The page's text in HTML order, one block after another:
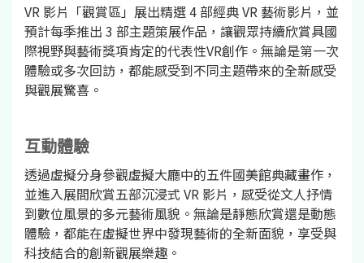
VR 影片「觀賞區」展出精選 4 部經典 VR 藝術影片，並
預計每季推出 3 部主題策展作品，讓觀眾持續欣賞具國
際視野與藝術獎項肯定的代表性VR創作。無論是第一次
體驗或多次回訪，都能感受到不同主題帶來的全新感受
與觀展驚喜。
互動體驗
透過虛擬分身參觀虛擬大廳中的五件國美館典藏畫作，
並進入展間欣賞五部沉浸式 VR 影片，感受從文人抒情
到數位風景的多元藝術風貌。無論是靜態欣賞還是動態
體驗，都能在虛擬世界中發現藝術的全新面貌，享受與
科技結合的創新觀展樂趣。